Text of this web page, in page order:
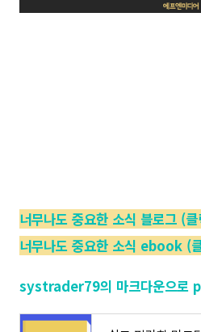
너무나도 중요한 소식 블로그 (
너무나도 중요한 소식 ebook (
systrader79의 마크다운으로